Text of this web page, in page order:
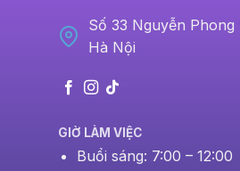
Số 33 Nguyễn Phong
Hà Nội
GIỜ LÀM VIỆC
Buổi sáng: 7:00 – 12:00